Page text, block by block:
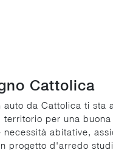
Cattolica
auto da Cattolica ti sta
territorio per una
necessità abitative,
progetto d'arredo